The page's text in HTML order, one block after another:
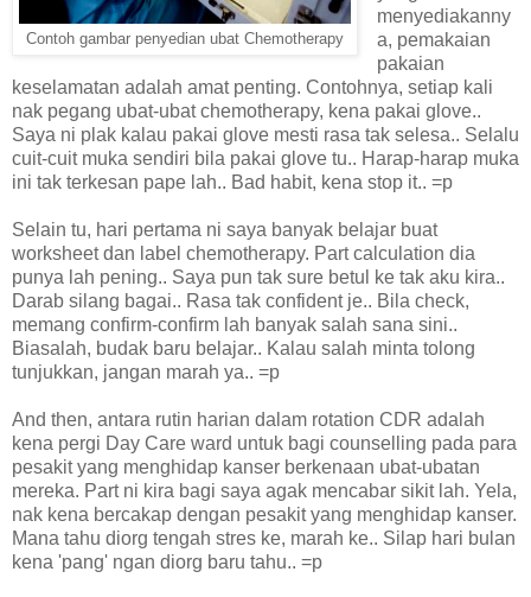
Contoh gambar penyedian ubat Chemotherapy
menyediakanny
a, pemakaian
pakaian
keselamatan adalah amat penting. Contohnya, setiap kali
nak pegang ubat-ubat chemotherapy, kena pakai glove..
Saya ni plak kalau pakai glove mesti rasa tak selesa.. Selalu
cuit-cuit muka sendiri bila pakai glove tu.. Harap-harap muka
ini tak terkesan pape lah.. Bad habit, kena stop it.. =p
Selain tu, hari pertama ni saya banyak belajar buat
worksheet dan label chemotherapy. Part calculation dia
punya lah pening.. Saya pun tak sure betul ke tak aku kira..
Darab silang bagai.. Rasa tak confident je.. Bila check,
memang confirm-confirm lah banyak salah sana sini..
Biasalah, budak baru belajar.. Kalau salah minta tolong
tunjukkan, jangan marah ya.. =p
And then, antara rutin harian dalam rotation CDR adalah
kena pergi Day Care ward untuk bagi counselling pada para
pesakit yang menghidap kanser berkenaan ubat-ubatan
mereka. Part ni kira bagi saya agak mencabar sikit lah. Yela,
nak kena bercakap dengan pesakit yang menghidap kanser.
Mana tahu diorg tengah stres ke, marah ke.. Silap hari bulan
kena 'pang' ngan diorg baru tahu.. =p